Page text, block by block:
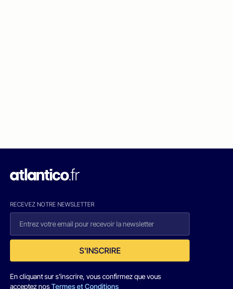
RECEVEZ NOTRE NEWSLETTER
S'INSCRIRE
En cliquant sur s'inscrire, vous confirmez que vous
acceptez nosTermes et Conditions